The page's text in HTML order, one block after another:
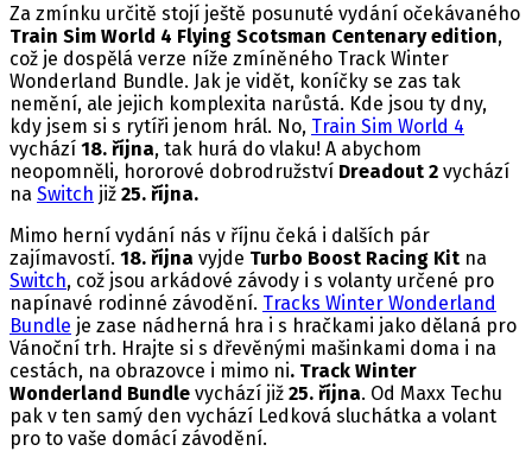
Za zmínku určitě stojí ještě posunuté vydání očekávaného
Train Sim World 4 Flying Scotsman Centenary edition,
což je dospělá verze níže zmíněného Track Winter
Wonderland Bundle. Jak je vidět, koníčky se zas tak
nemění, ale jejich komplexita narůstá. Kde jsou ty dny,
kdy jsem si s rytíři jenom hrál. No, Train Sim World 4
vychází 18. října, tak hurá do vlaku! A abychom
neopomněli, hororové dobrodružství Dreadout 2 vychází
na Switch již 25. října.
Mimo herní vydání nás v říjnu čeká i dalších pár
zajímavostí. 18. října vyjde Turbo Boost Racing Kit na
Switch, což jsou arkádové závody i s volanty určené pro
napínavé rodinné závodění. Tracks Winter Wonderland
Bundle je zase nádherná hra i s hračkami jako dělaná pro
Vánoční trh. Hrajte si s dřevěnými mašinkami doma i na
cestách, na obrazovce i mimo ni. Track Winter
Wonderland Bundle vychází již 25. října. Od Maxx Techu
pak v ten samý den vychází Ledková sluchátka a volant
pro to vaše domácí závodění.